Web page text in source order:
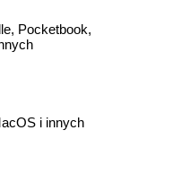
Pocketbook,
i innych